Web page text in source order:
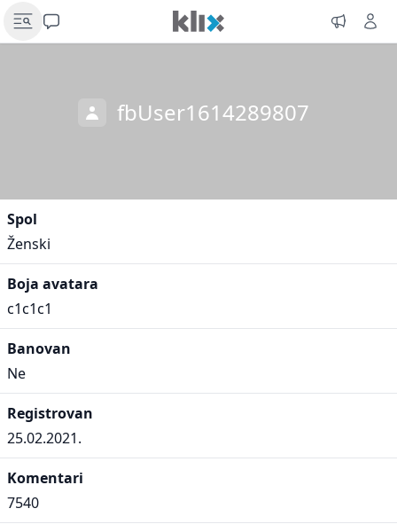
fbUser1614289807
Spol
Ženski
Boja avatara
c1c1c1
Banovan
Ne
Registrovan
25.02.2021.
Komentari
7540